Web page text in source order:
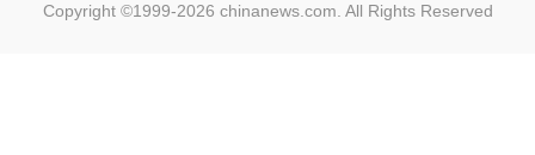
Copyright ©1999-2026 chinanews.com. All Rights Reserved